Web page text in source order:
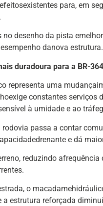
para, em
desenho da pista
danova estrutura.
duradoura para a BR-364
representa uma
constantes serviços
à umidade e ao
passa a contar
e dá
reduzindo
o
estrutura reforçada